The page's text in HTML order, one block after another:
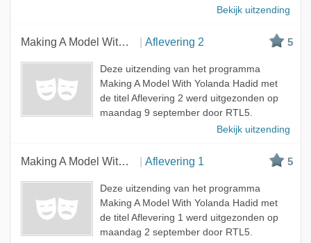
Bekijk uitzending
Making A Model With Yolanda Hadid Aflevering 2 5
Deze uitzending van het programma
Making A Model With Yolanda Hadid met
de titel Aflevering 2 werd uitgezonden op
maandag 9 september door RTL5.
Bekijk uitzending
Making A Model With Yolanda Hadid Aflevering 1 5
Deze uitzending van het programma
Making A Model With Yolanda Hadid met
de titel Aflevering 1 werd uitgezonden op
maandag 2 september door RTL5.